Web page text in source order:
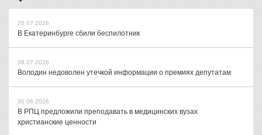
25.07.2026
В Екатеринбурге сбили беспилотник
08.07.2026
Володин недоволен утечкой информации о премиях депутатам
30.06.2026
В РПЦ предложили преподавать в медицинских вузах
христианские ценности